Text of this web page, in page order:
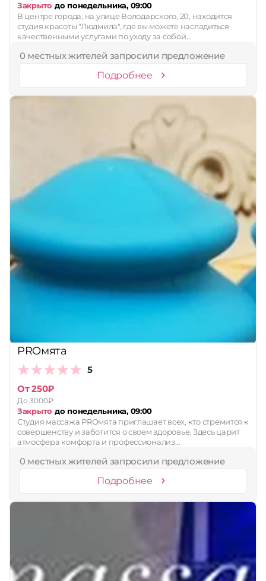
Закрыто до понедельника, 09:00
В центре города, на улице Володарского, 20, находится
студия красоты "Людмила", где вы можете насладиться
качественными услугами по уходу за собой…
0 местных жителей запросили предложение
Подробнее
PROмята
5
От 250₽
До 3000₽
Закрыто до понедельника, 09:00
Студия массажа PROмята приглашает всех, кто стремится к
совершенству и заботится о своем здоровье. Здесь царит
атмосфера комфорта и профессионализ…
0 местных жителей запросили предложение
Подробнее